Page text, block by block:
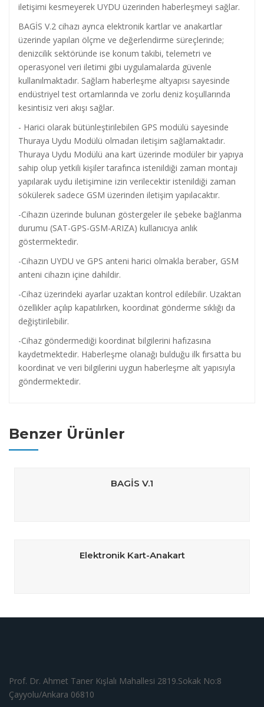
iletişimi kesmeyerek UYDU üzerinden haberleşmeyi sağlar.
BAGİS V.2 cihazı ayrıca elektronik kartlar ve anakartlar
üzerinde yapılan ölçme ve değerlendirme süreçlerinde;
denizcilik sektöründe ise konum takibi, telemetri ve
operasyonel veri iletimi gibi uygulamalarda güvenle
kullanılmaktadır. Sağlam haberleşme altyapısı sayesinde
endüstriyel test ortamlarında ve zorlu deniz koşullarında
kesintisiz veri akışı sağlar.
- Harici olarak bütünleştirilebilen GPS modülü sayesinde
Thuraya Uydu Modülü olmadan iletişim sağlamaktadır.
Thuraya Uydu Modülü ana kart üzerinde modüler bir yapıya
sahip olup yetkili kişiler tarafınca istenildiği zaman montajı
yapılarak uydu iletişimine izin verilecektir istenildiği zaman
sökülerek sadece GSM üzerinden iletişim yapılacaktır.
-Cihazın üzerinde bulunan göstergeler ile şebeke bağlanma
durumu (SAT-GPS-GSM-ARIZA) kullanıcıya anlık
göstermektedir.
-Cihazın UYDU ve GPS anteni harici olmakla beraber, GSM
anteni cihazın içine dahildir.
-Cihaz üzerindeki ayarlar uzaktan kontrol edilebilir. Uzaktan
özellikler açılıp kapatılırken, koordinat gönderme sıklığı da
değiştirilebilir.
-Cihaz göndermediği koordinat bilgilerini hafızasına
kaydetmektedir. Haberleşme olanağı bulduğu ilk fırsatta bu
koordinat ve veri bilgilerini uygun haberleşme alt yapısıyla
göndermektedir.
Benzer Ürünler
BAGİS V.1
Elektronik Kart-Anakart
Prof. Dr. Ahmet Taner Kışlalı Mahallesi 2819.Sokak No:8
Çayyolu/Ankara 06810